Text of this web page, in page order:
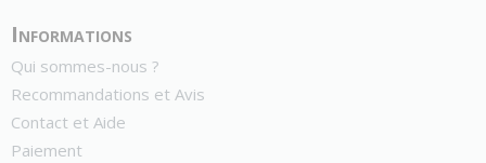
Informations
Qui sommes-nous ?
Recommandations et Avis
Contact et Aide
Paiement